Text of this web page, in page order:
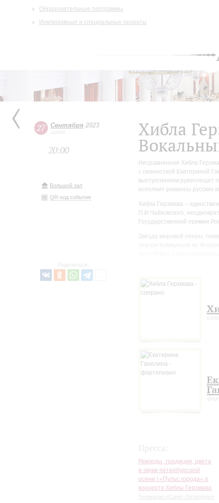
Образовательные программы
Инклюзивные и специальные проекты
27 Сентября 2023
среда
20:00
Большой зал
QR-код события
Поделиться:
Хибла
Несравненная Хибла
с пианисткой Екатериной
выступлениям рукоплещет
исполнит романсы русских
Хибла Герзмава –
П.И.Чайковского,
Государственной премии
Звезда мировой оперы,
Рекорды, традиции, цвета
и звуки петербургской
осени | «Пульс города» о
концерте Хиблы Герзмава
Телеканал «Санкт-Петербург»